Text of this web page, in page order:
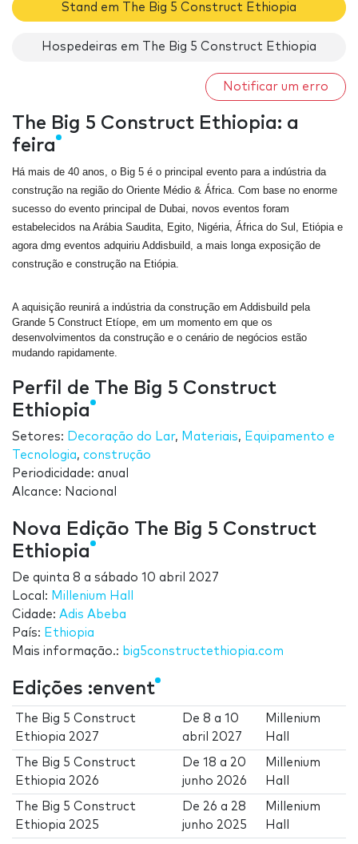
Stand em The Big 5 Construct Ethiopia
Hospedeiras em The Big 5 Construct Ethiopia
Notificar um erro
The Big 5 Construct Ethiopia: a
feira
Há mais de 40 anos, o Big 5 é o principal evento para a indústria da
construção na região do Oriente Médio & África. Com base no enorme
sucesso do evento principal de Dubai, novos eventos foram
estabelecidos na Arábia Saudita, Egito, Nigéria, África do Sul, Etiópia e
agora dmg eventos adquiriu Addisbuild, a mais longa exposição de
construção e construção na Etiópia.
A aquisição reunirá a indústria da construção em Addisbuild pela
Grande 5 Construct Etíope, em um momento em que os
desenvolvimentos da construção e o cenário de negócios estão
mudando rapidamente.
Perfil de The Big 5 Construct
Ethiopia
Setores: Decoração do Lar, Materiais, Equipamento e
Tecnologia, construção
Periodicidade: anual
Alcance: Nacional
Nova Edição The Big 5 Construct
Ethiopia
De quinta 8 a sábado 10 abril 2027
Local: Millenium Hall
Cidade: Adis Abeba
País: Ethiopia
Mais informação.: big5constructethiopia.com
Edições :envent
The Big 5 Construct
Ethiopia 2027
De8 a10
abril 2027
Millenium
Hall
The Big 5 Construct
Ethiopia 2026
De18 a 20
junho 2026
Millenium
Hall
The Big 5 Construct
Ethiopia 2025
De 26 a 28
junho 2025
Millenium
Hall